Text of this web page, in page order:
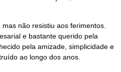
não resistiu aos ferimentos.
e bastante querido pela
pela amizade, simplicidade e
ao longo dos anos.